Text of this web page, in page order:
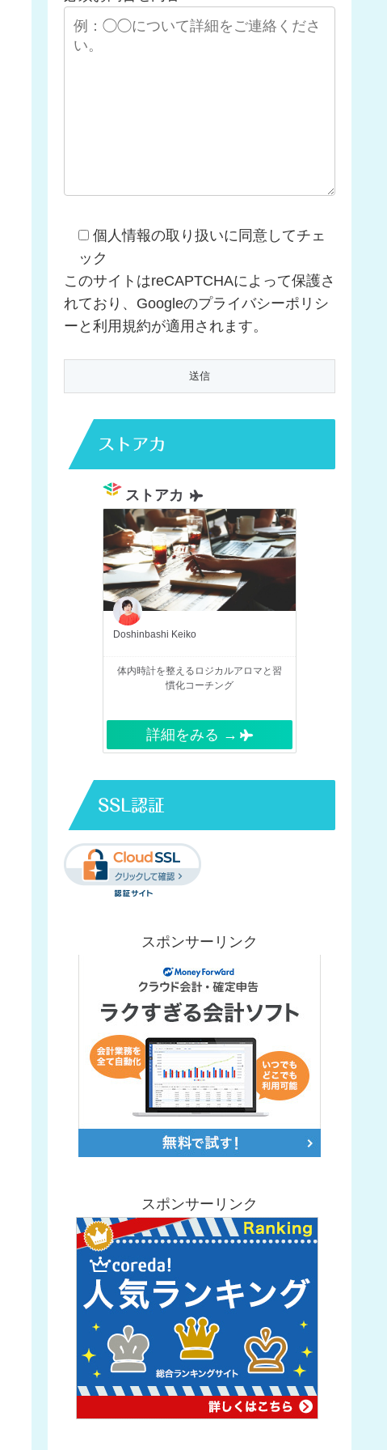
個人情報の取り扱いに同意してチェ
ック
このサイトはreCAPTCHAによって保護さ
れており、Googleのプライバシーポリシ
ーと利用規約が適用されます。
ストアカ
ストアカ
Doshinbashi Keiko
体内時計を整えるロジカルアロマと習
慣化コーチング
詳細をみる →
SSL認証
スポンサーリンク
スポンサーリンク